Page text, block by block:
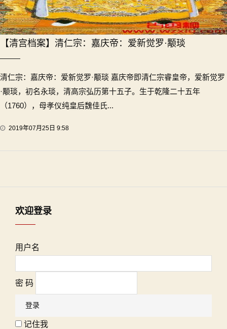
【清宫档案】清仁宗：嘉庆帝：爱新觉罗·颙琰
清仁宗：嘉庆帝：爱新觉罗·颙琰 嘉庆帝即清仁宗睿皇帝，爱新觉罗
·颙琰，初名永琰，清高宗弘历第十五子。生于乾隆二十五年
（1760），母孝仪纯皇后魏佳氏...
2019年07月25日 9:58
欢迎登录
用户名
密 码
记住我